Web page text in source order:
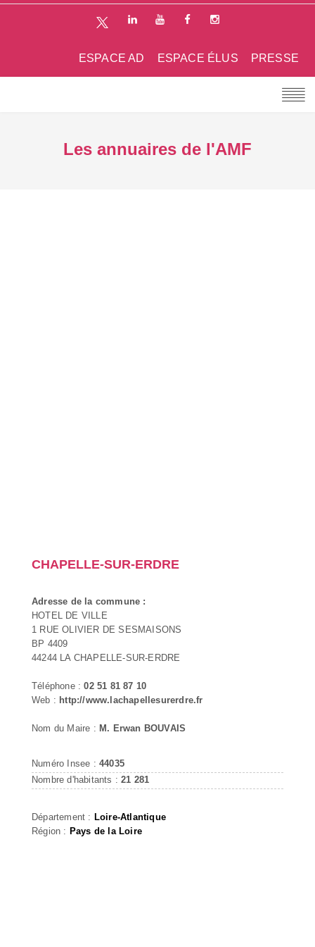
PRESSE
ESPACE ÉLUS
ESPACE AD
Les annuaires de l'AMF
CHAPELLE-SUR-ERDRE
Adresse de la commune :
HOTEL DE VILLE
1 RUE OLIVIER DE SESMAISONS
BP 4409
44244 LA CHAPELLE-SUR-ERDRE
Téléphone :02 51 81 87 10
Web : http://www.lachapellesurerdre.fr
Nom du Maire : M. Erwan BOUVAIS
Numéro Insee : 44035
Nombre d'habitants :21 281
Département : Loire-Atlantique
Région : Pays de la Loire